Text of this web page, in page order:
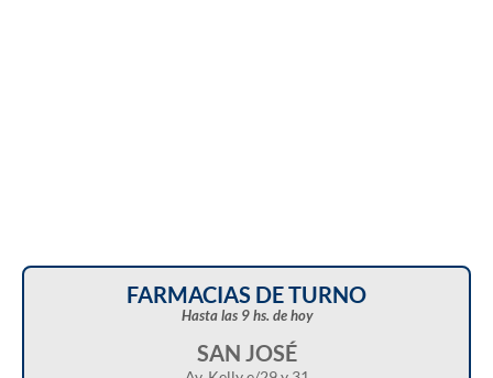
FARMACIAS DE TURNO
Hasta las 9 hs. de hoy
SAN JOSÉ